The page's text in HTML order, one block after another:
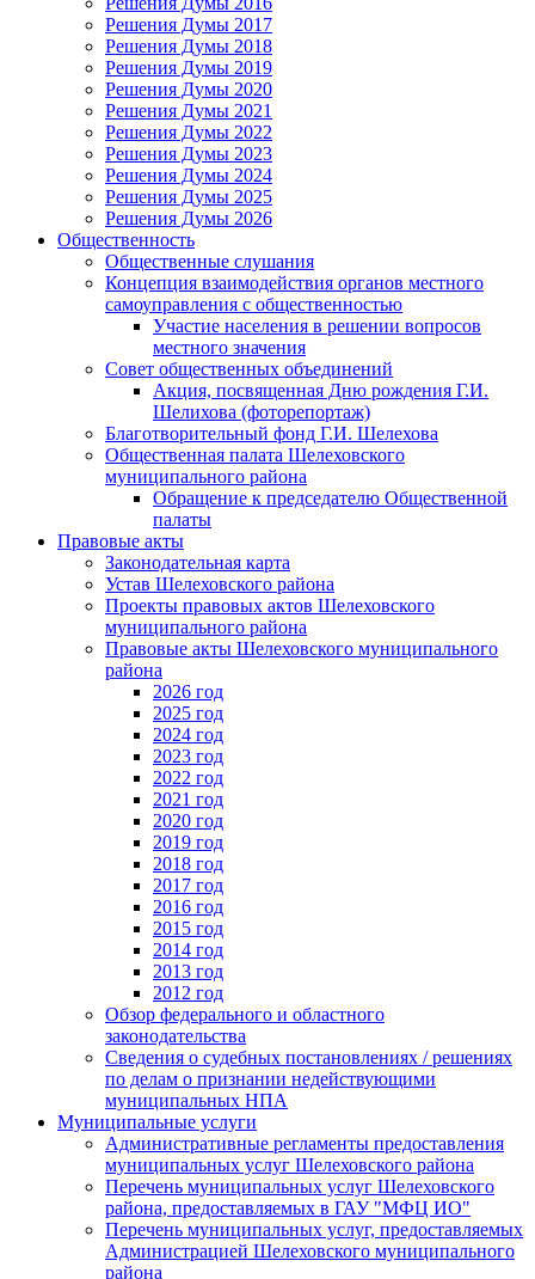
Решения Думы 2017
Решения Думы 2018
Решения Думы 2019
Решения Думы 2020
Решения Думы 2021
Решения Думы 2022
Решения Думы 2023
Решения Думы 2024
Решения Думы 2025
Решения Думы 2026
Общественность
Общественные слушания
Концепция взаимодействия органов местного
самоуправления с общественностью
Участие населения в решении вопросов
местного значения
Совет общественных объединений
Акция, посвященная Дню рождения Г.И.
Шелихова (фоторепортаж)
Благотворительный фонд Г.И. Шелехова
Общественная палата Шелеховского
муниципального района
Обращение к председателю Общественной
палаты
Правовые акты
Законодательная карта
Устав Шелеховского района
Проекты правовых актов Шелеховского
муниципального района
Правовые акты Шелеховского муниципального
района
2026 год
2025 год
2024 год
2023 год
2022 год
2021 год
2020 год
2019 год
2018 год
2017 год
2016 год
2015 год
2014 год
2013 год
2012 год
Обзор федерального и областного
законодательства
Сведения о судебных постановлениях / решениях
по делам о признании недействующими
муниципальных НПА
Муниципальные услуги
Административные регламенты предоставления
муниципальных услуг Шелеховского района
Перечень муниципальных услуг Шелеховского
района, предоставляемых в ГАУ "МФЦ ИО"
Перечень муниципальных услуг, предоставляемых
Администрацией Шелеховского муниципального
района